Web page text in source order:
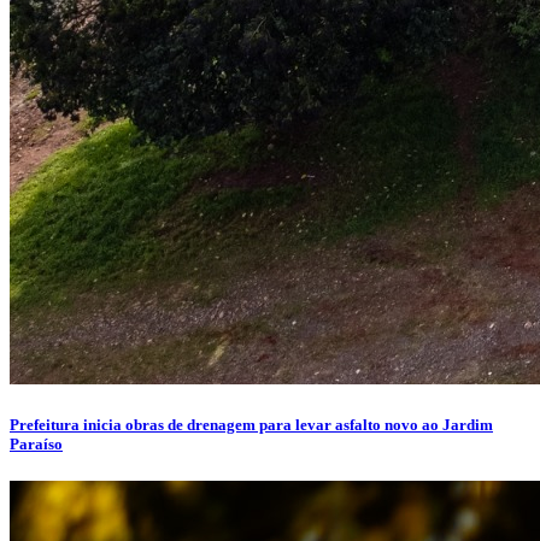
Prefeitura inicia obras de drenagem para levar asfalto novo ao Jardim
Paraíso